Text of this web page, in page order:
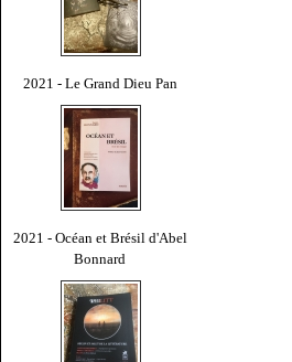
2021 - Le Grand Dieu Pan
2021 - Océan et Brésil d'Abel
Bonnard